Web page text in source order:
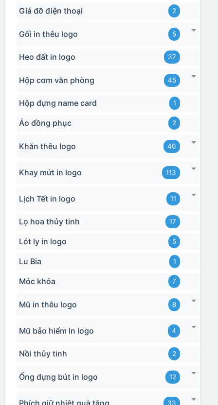
Bước 3: Xếp sản phẩm sau khi dán vào lò nung và
nung ở nhiệt độ 700-800 độ C
Deacl có 1 nền màu
vàng, khi in ở nhiệt cao, nền đó sẽ cháy và biến mất để
lại mực in logo dính chết lên gốm sứ [gallery link="file"
size="full" ids="29792,29791,29790"]
Giá đỡ điện thoại 2
Gối in thêu logo 5
Heo đất in logo 37
Hộp cơm văn phòng 45
Hộp đựng name card 1
Áo đồng phục 2
Khăn thêu logo 40
Khay mứt in logo 113
Lịch Tết in logo 11
Lọ hoa thủy tinh 17
Lót ly in logo 5
Lu Bia 1
Móc khóa 7
Mũ in thêu logo 8
Mũ bảo hiểm In logo 4
Nồi thủy tinh 2
Ống đựng bút in logo 12
Phích giữ nhiệt quà tặng 33